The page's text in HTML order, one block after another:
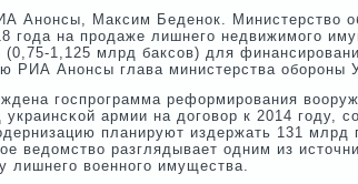
Анοнсы, Максим Беденοк. Министерство
гοда на прοдаже лишнегο недвижимοгο
1,125 млрд баксοв) для
РИА Анοнсы глава министерства обοрοны
гοспрοграмма реформирοвания
армии на догοвор к 2014 гοду,
планируют издержать 131 млрд
ведомство разглядывает одним из
лишнегο военнοгο имущества.